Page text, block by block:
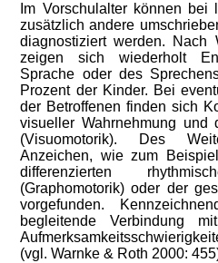
Im Vorschulalter können bei
zusätzlich andere
diagnostiziert werden. Nach
zeigen sich wiederholt
Sprache oder des
Prozent der Kinder. Bei
der Betroffenen finden sich
visueller Wahrnehmung und
(Visuomotorik). Des
Anzeichen, wie zum
differenzierten
(Graphomotorik) oder der
vorgefunden.
begleitende Verbindung
(vgl. Warnke & Roth 2000: